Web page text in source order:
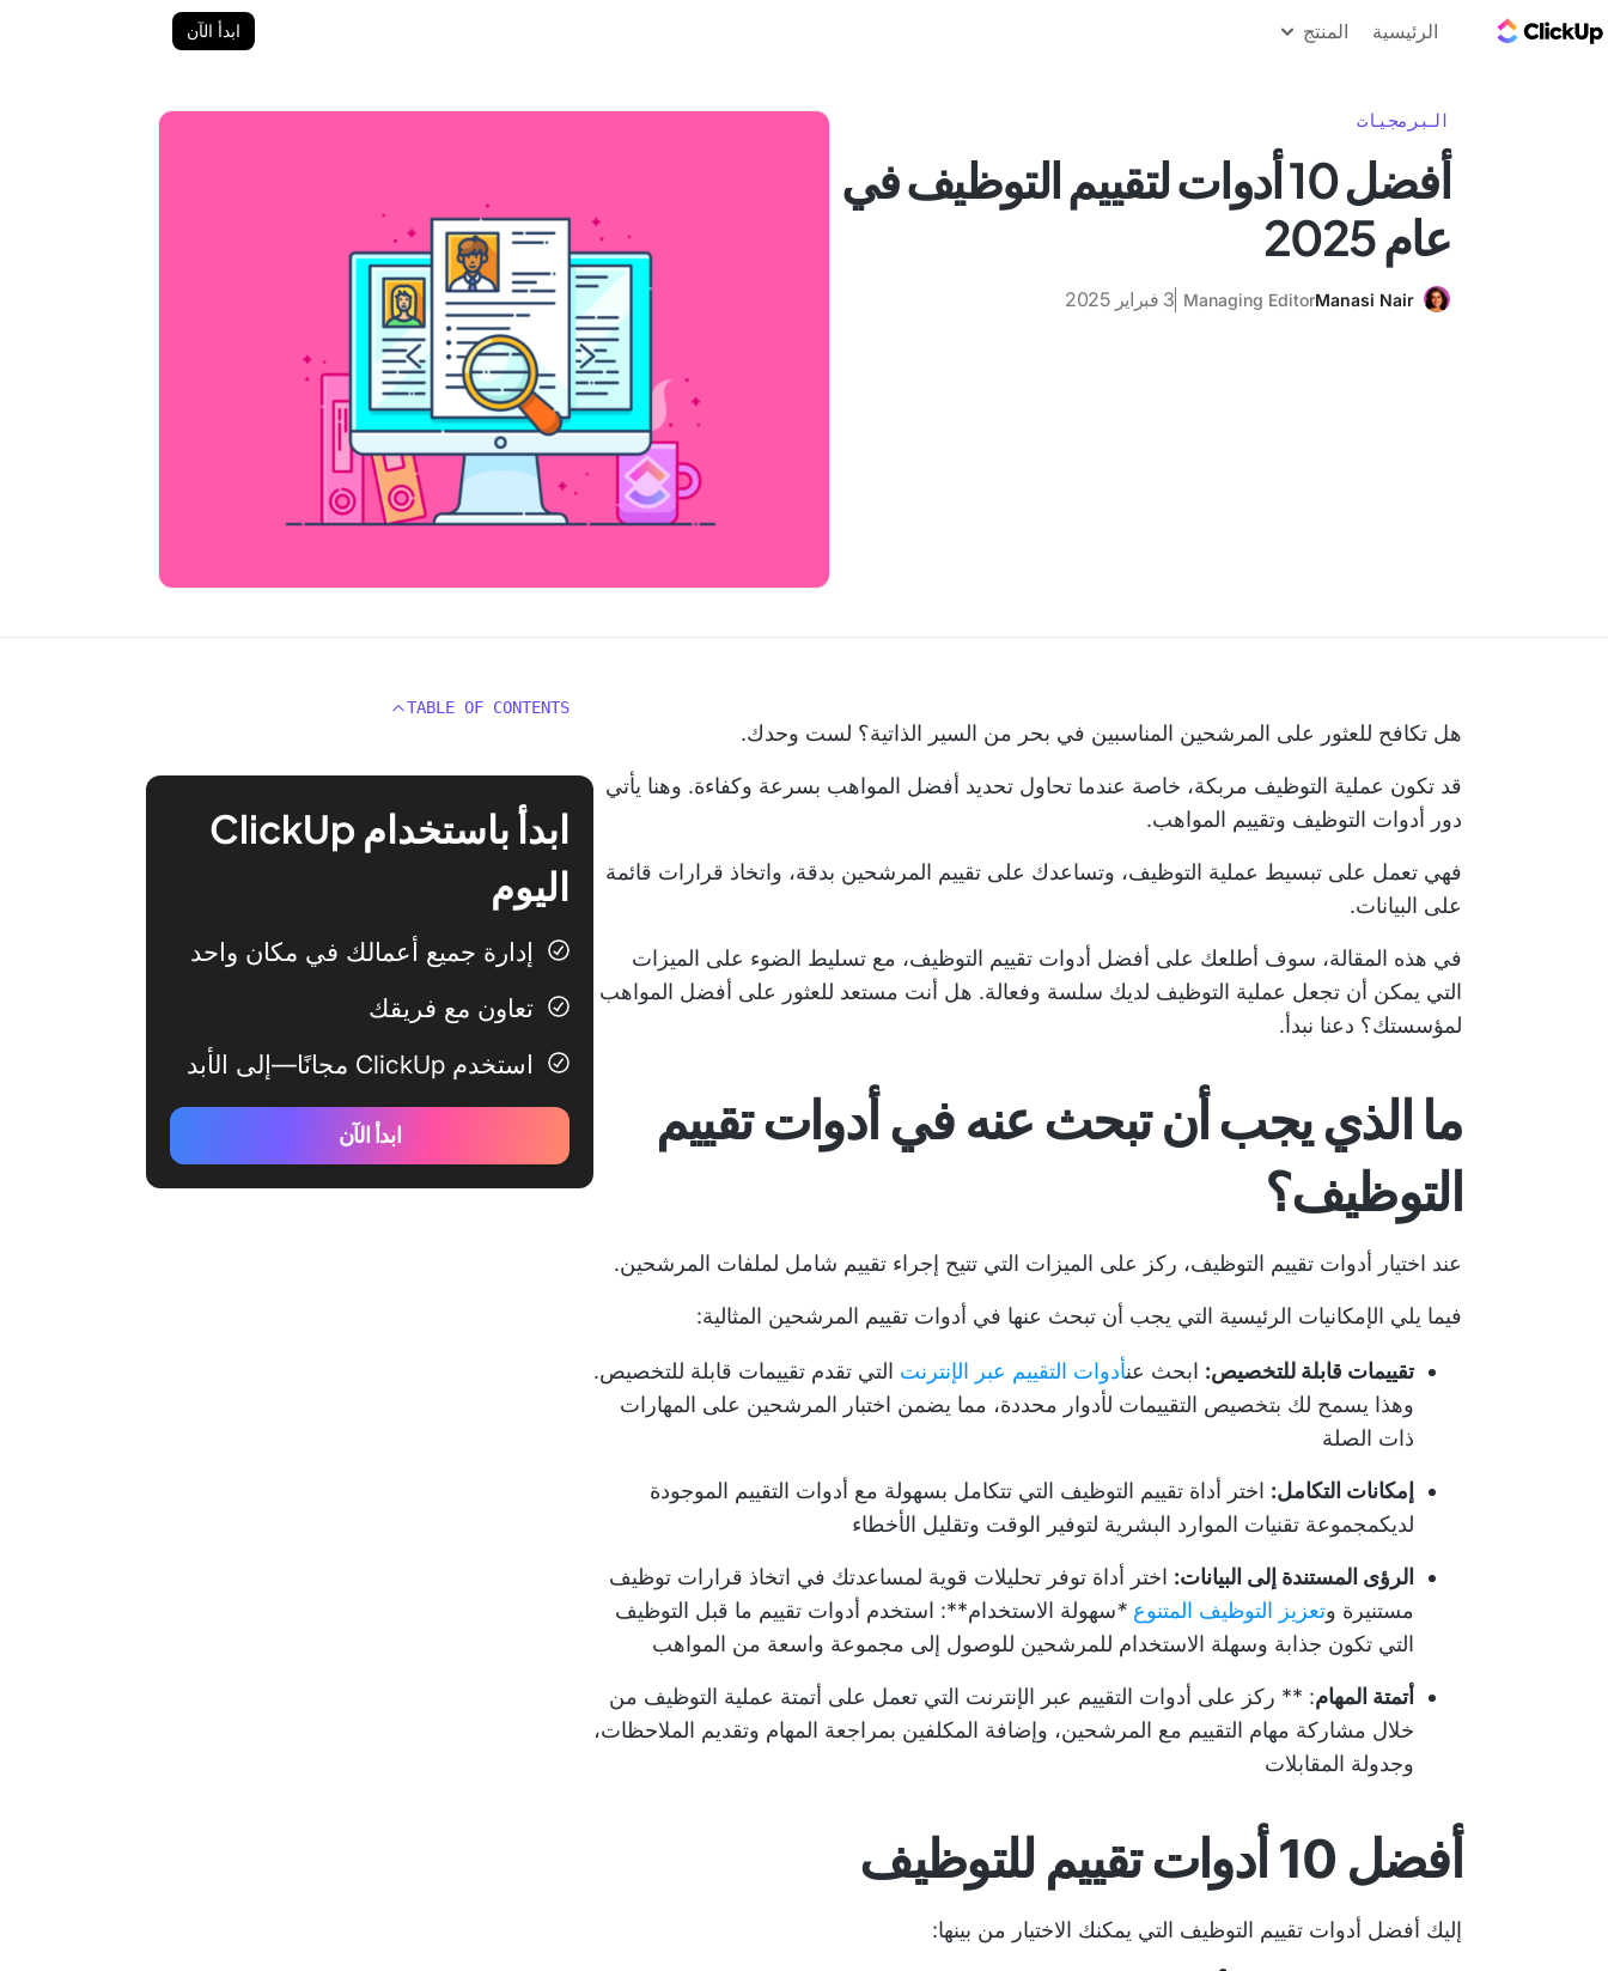
الرئيسية المنتج ابدأ الآن
البرمجيات
أفضل 10 أدوات لتقييم التوظيف في
عام 2025
Manasi Nair
Managing Editor 3 فبراير 2025
هل تكافح للعثور على المرشحين المناسبين في بحر من السير الذاتية؟ لست وحدك.
قد تكون عملية التوظيف مربكة، خاصة عندما تحاول تحديد أفضل المواهب بسرعة وكفاءة. وهنا يأتي
دور أدوات التوظيف وتقييم المواهب.
فهي تعمل على تبسيط عملية التوظيف، وتساعدك على تقييم المرشحين بدقة، واتخاذ قرارات قائمة
على البيانات.
في هذه المقالة، سوف أطلعك على أفضل أدوات تقييم التوظيف، مع تسليط الضوء على الميزات
التي يمكن أن تجعل عملية التوظيف لديك سلسة وفعالة. هل أنت مستعد للعثور على أفضل المواهب
لمؤسستك؟ دعنا نبدأ.
ما الذي يجب أن تبحث عنه في أدوات تقييم
التوظيف؟
عند اختيار أدوات تقييم التوظيف، ركز على الميزات التي تتيح إجراء تقييم شامل لملفات المرشحين.
فيما يلي الإمكانيات الرئيسية التي يجب أن تبحث عنها في أدوات تقييم المرشحين المثالية:
تقييمات قابلة للتخصيص: ابحث عنأدوات التقييم عبر الإنترنت التي تقدم تقييمات قابلة للتخصيص.
وهذا يسمح لك بتخصيص التقييمات لأدوار محددة، مما يضمن اختبار المرشحين على المهارات
ذات الصلة
إمكانات التكامل: اختر أداة تقييم التوظيف التي تتكامل بسهولة مع أدوات التقييم الموجودة
لديكمجموعة تقنيات الموارد البشرية لتوفير الوقت وتقليل الأخطاء
الرؤى المستندة إلى البيانات: اختر أداة توفر تحليلات قوية لمساعدتك في اتخاذ قرارات توظيف
مستنيرة وتعزيز التوظيف المتنوع *سهولة الاستخدام**: استخدم أدوات تقييم ما قبل التوظيف
التي تكون جذابة وسهلة الاستخدام للمرشحين للوصول إلى مجموعة واسعة من المواهب
أتمتة المهام: ** ركز على أدوات التقييم عبر الإنترنت التي تعمل على أتمتة عملية التوظيف من
خلال مشاركة مهام التقييم مع المرشحين، وإضافة المكلفين بمراجعة المهام وتقديم الملاحظات،
وجدولة المقابلات
أفضل 10 أدوات تقييم للتوظيف
إليك أفضل أدوات تقييم التوظيف التي يمكنك الاختيار من بينها:
TABLE OF CONTENTS
ابدأ باستخدام ClickUp
اليوم
إدارة جميع أعمالك في مكان واحد
تعاون مع فريقك
استخدم ClickUp مجانًا—إلى الأبد
ابدأ الآن